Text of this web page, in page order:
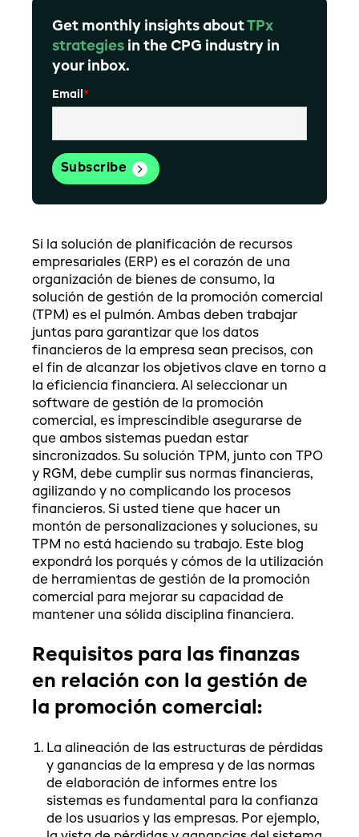
Get monthly insights aboutTPx
strategies in the CPG industry in
your inbox.
Email *
Si la solución de planificación de recursos
empresariales (ERP) es el corazón de una
organización de bienes de consumo, la
solución de gestión de la promoción comercial
(TPM) es el pulmón. Ambas deben trabajar
juntas para garantizar que los datos
financieros de la empresa sean precisos, con
el fin de alcanzar los objetivos clave en torno a
la eficiencia financiera. Al seleccionar un
software de gestión de la promoción
comercial, es imprescindible asegurarse de
que ambos sistemas puedan estar
sincronizados. Su solución TPM, junto con TPO
y RGM, debe cumplir sus normas financieras,
agilizando y no complicando los procesos
financieros. Si usted tiene que hacer un
montón de personalizaciones y soluciones, su
TPM no está haciendo su trabajo. Este blog
expondrá los porqués y cómos de la utilización
de herramientas de gestión de la promoción
comercial para mejorar su capacidad de
mantener una sólida disciplina financiera.
Requisitos para las finanzas
en relación con la gestión de
la promoción comercial:
La alineación de las estructuras de pérdidas
y ganancias de la empresa y de las normas
de elaboración de informes entre los
sistemas es fundamental para la confianza
de los usuarios y las empresas. Por ejemplo,